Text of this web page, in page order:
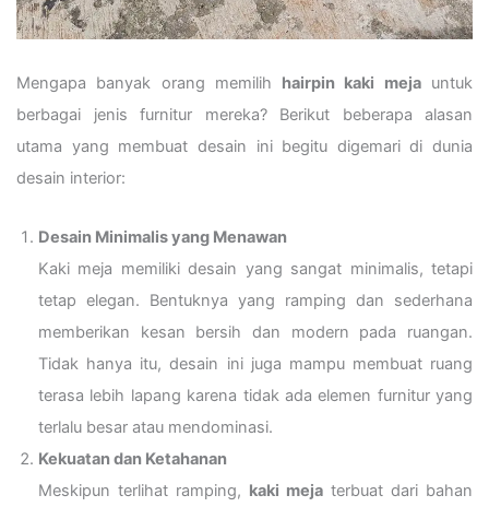
Mengapa banyak orang memilih hairpin kaki mejauntuk
berbagai jenis furnitur mereka? Berikut beberapa alasan
utama yang membuat desain ini begitu digemari di dunia
desain interior:
Desain Minimalis yang Menawan
Kaki meja memiliki desain yang sangat minimalis, tetapi
tetap elegan. Bentuknya yang ramping dan sederhana
memberikan kesan bersih dan modern pada ruangan.
Tidak hanya itu, desain ini juga mampu membuat ruang
terasa lebih lapang karena tidak ada elemen furnitur yang
terlalu besar atau mendominasi.
Kekuatan dan Ketahanan
Meskipun terlihat ramping, kaki meja terbuat dari bahan